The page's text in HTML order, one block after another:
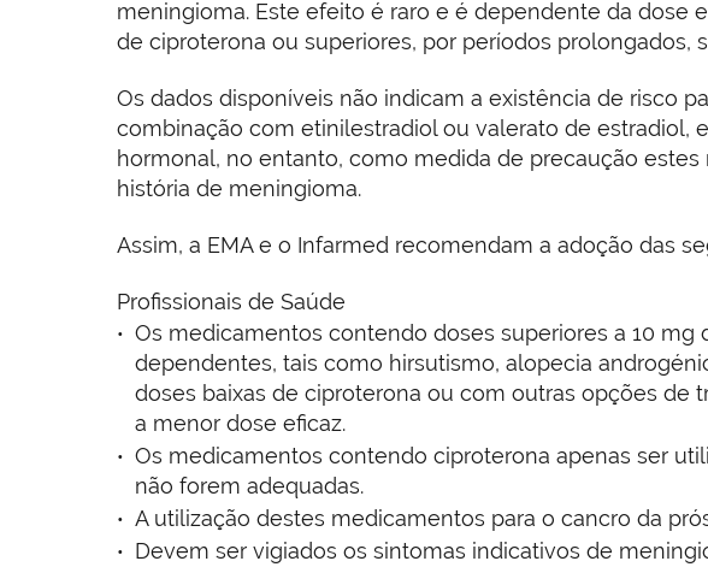
meningioma. Este efeito é raro e é dependente da dose
de ciproterona ou superiores, por períodos
Os dados disponíveis não indicam a existência de risco
combinação com etinilestradiol ou valerato de estradiol,
hormonal, no entanto, como medida de precaução
história de meningioma.
Assim, a EMA e o Infarmed recomendam a adoção das
Profissionais de Saúde
Os medicamentos contendo doses superiores a 10
dependentes, tais como hirsutismo, alopecia
doses baixas de ciproterona ou com outras opções de
a menor dose eficaz.
Os medicamentos contendo ciproterona apenas ser
não forem adequadas.
A utilização destes medicamentos para o cancro da
Devem ser vigiados os sintomas indicativos de